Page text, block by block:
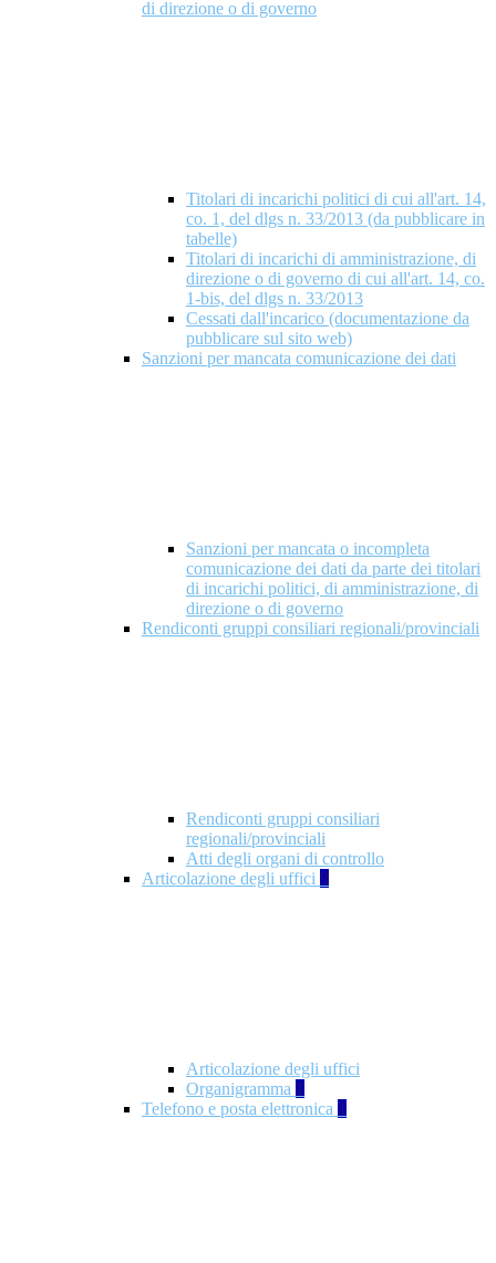
di direzione o di governo
Titolari di incarichi politici di cui all'art. 14,
co. 1, del dlgs n. 33/2013 (da pubblicare in
tabelle)
Titolari di incarichi di amministrazione, di
direzione o di governo di cui all'art. 14, co.
1-bis, del dlgs n. 33/2013
Cessati dall'incarico (documentazione da
pubblicare sul sito web)
Sanzioni per mancata comunicazione dei dati
Sanzioni per mancata o incompleta
comunicazione dei dati da parte dei titolari
di incarichi politici, di amministrazione, di
direzione o di governo
Rendiconti gruppi consiliari regionali/provinciali
Rendiconti gruppi consiliari
regionali/provinciali
Atti degli organi di controllo
Articolazione degli uffici 9
Articolazione degli uffici
Organigramma 1
Telefono e posta elettronica 1